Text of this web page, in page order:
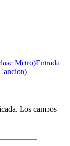
Metro)Entrada
Los campos